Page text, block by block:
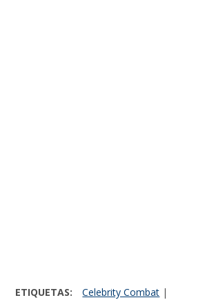
ETIQUETAS: Celebrity Combat |